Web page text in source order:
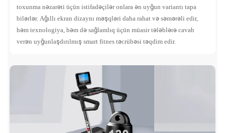
toxunma nəzarəti üçün istifadəçilər onlara ən uyğun variantı tapa
bilərlər. Ağıllı ekran dizaynı məşqləri daha rahat və səmərəli edir,
həm texnologiya, həm də sağlamlıq üçün müasir tələblərə cavab
verən uyğunlaşdırılmış smart fitnes təcrübəsi təqdim edir.